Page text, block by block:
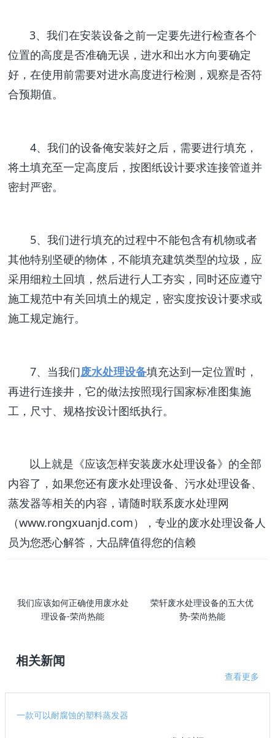
3、我们在安装设备之前一定要先进行检查各个
位置的高度是否准确无误，进水和出水方向要确定
好，在使用前需要对进水高度进行检测，观察是否符
合预期值。
4、我们的设备俺安装好之后，需要进行填充，
将土填充至一定高度后，按图纸设计要求连接管道并
密封严密。
5、我们进行填充的过程中不能包含有机物或者
其他特别坚硬的物体，不能填充建筑类型的垃圾，应
采用细粒土回填，然后进行人工夯实，同时还应遵守
施工规范中有关回填土的规定，密实度按设计要求或
施工规定施行。
7、当我们废水处理设备填充达到一定位置时，
再进行连接井，它的做法按照现行国家标准图集施
工，尺寸、规格按设计图纸执行。
以上就是《应该怎样安装废水处理设备》的全部
内容了，如果您还有废水处理设备、污水处理设备、
蒸发器等相关的内容，请随时联系废水处理网
（www.rongxuanjd.com），专业的废水处理设备人
员为您悉心解答，大品牌值得您的信赖
我们应该如何正确使用废水处
理设备-荣尚热能
荣轩废水处理设备的五大优
势-荣尚热能
相关新闻
查看更多
一款可以耐腐蚀的塑料蒸发器